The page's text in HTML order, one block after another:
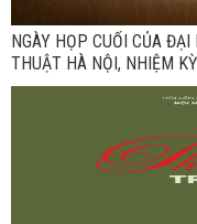
NGÀY HỌP CUỐI CỦA
THUẬT HÀ NỘI, NHIỆM